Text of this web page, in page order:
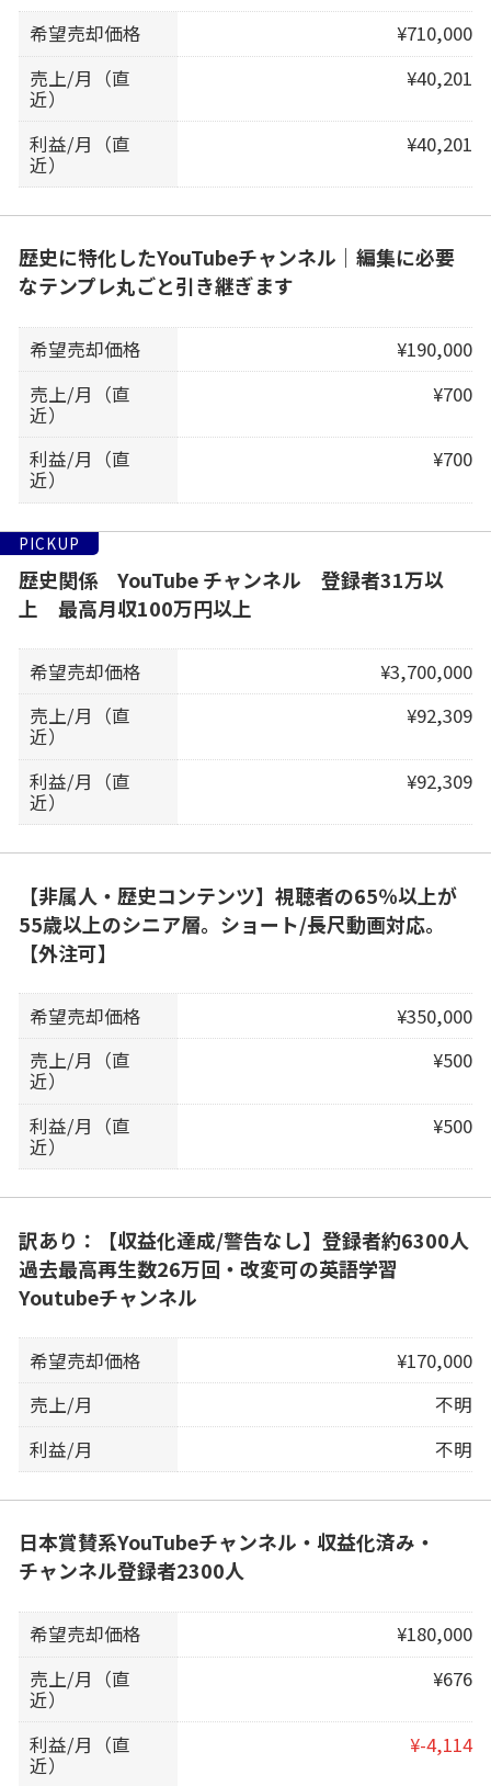
希望売却価格
¥710,000
売上/月（直
近）
¥40,201
利益/月（直
近）
¥40,201
歴史に特化したYouTubeチャンネル｜編集に必要
なテンプレ丸ごと引き継ぎます
希望売却価格
¥190,000
売上/月（直
近）
¥700
利益/月（直
近）
¥700
PICKUP
歴史関係 YouTube チャンネル 登録者31万以
上 最高月収100万円以上
希望売却価格
¥3,700,000
売上/月（直
近）
¥92,309
利益/月（直
近）
¥92,309
【非属人・歴史コンテンツ】視聴者の65％以上が
55歳以上のシニア層。ショート/長尺動画対応。
【外注可】
希望売却価格
¥350,000
売上/月（直
近）
¥500
利益/月（直
近）
¥500
訳あり：【収益化達成/警告なし】登録者約6300人
過去最高再生数26万回・改変可の英語学習
Youtubeチャンネル
希望売却価格
¥170,000
売上/月
不明
利益/月
不明
日本賞賛系YouTubeチャンネル・収益化済み・
チャンネル登録者2300人
希望売却価格
¥180,000
売上/月（直
近）
¥676
利益/月（直
近）
¥-4,114